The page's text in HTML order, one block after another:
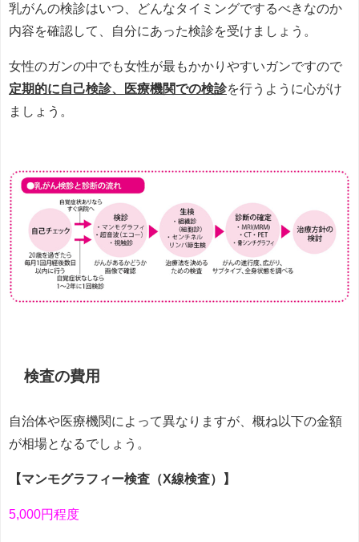
乳がんの検診はいつ、どんなタイミングでするべきなのか
内容を確認して、自分にあった検診を受けましょう。
女性のガンの中でも女性が最もかかりやすいガンですので
定期的に自己検診、医療機関での検診を行うように心がけ
ましょう。
検査の費用
自治体や医療機関によって異なりますが、概ね以下の金額
が相場となるでしょう。
【マンモグラフィー検査（X線検査）】
5,000円程度